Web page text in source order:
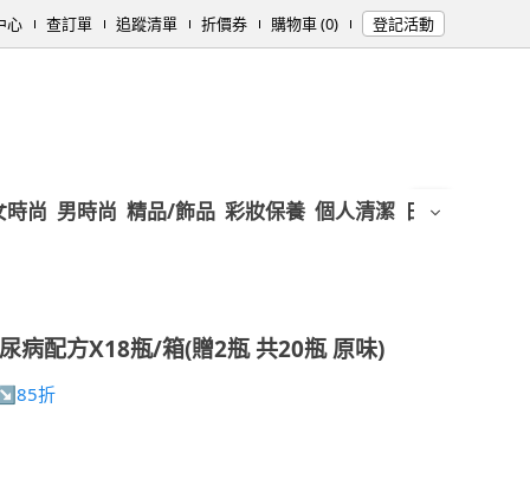
心 查訂單 追蹤清單 折價券 購物車 (0) 登記活動
時尚 男時尚 精品/飾品 彩妝保養 個人清潔 日用/紙品
病配方X18瓶/箱(贈2瓶 共20瓶 原味)
折